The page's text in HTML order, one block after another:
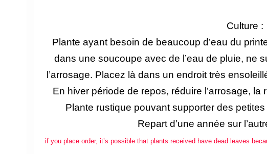
Culture :
Plante ayant besoin de beaucoup d’eau du
dans une soucoupe avec de l’eau de pluie, ne
l’arrosage. Placez là dans un endroit très
En hiver période de repos, réduire l’arrosage,
Plante rustique pouvant supporter des
Repart d’une année sur
if you place order, it’s possible that plants received have dead leaves